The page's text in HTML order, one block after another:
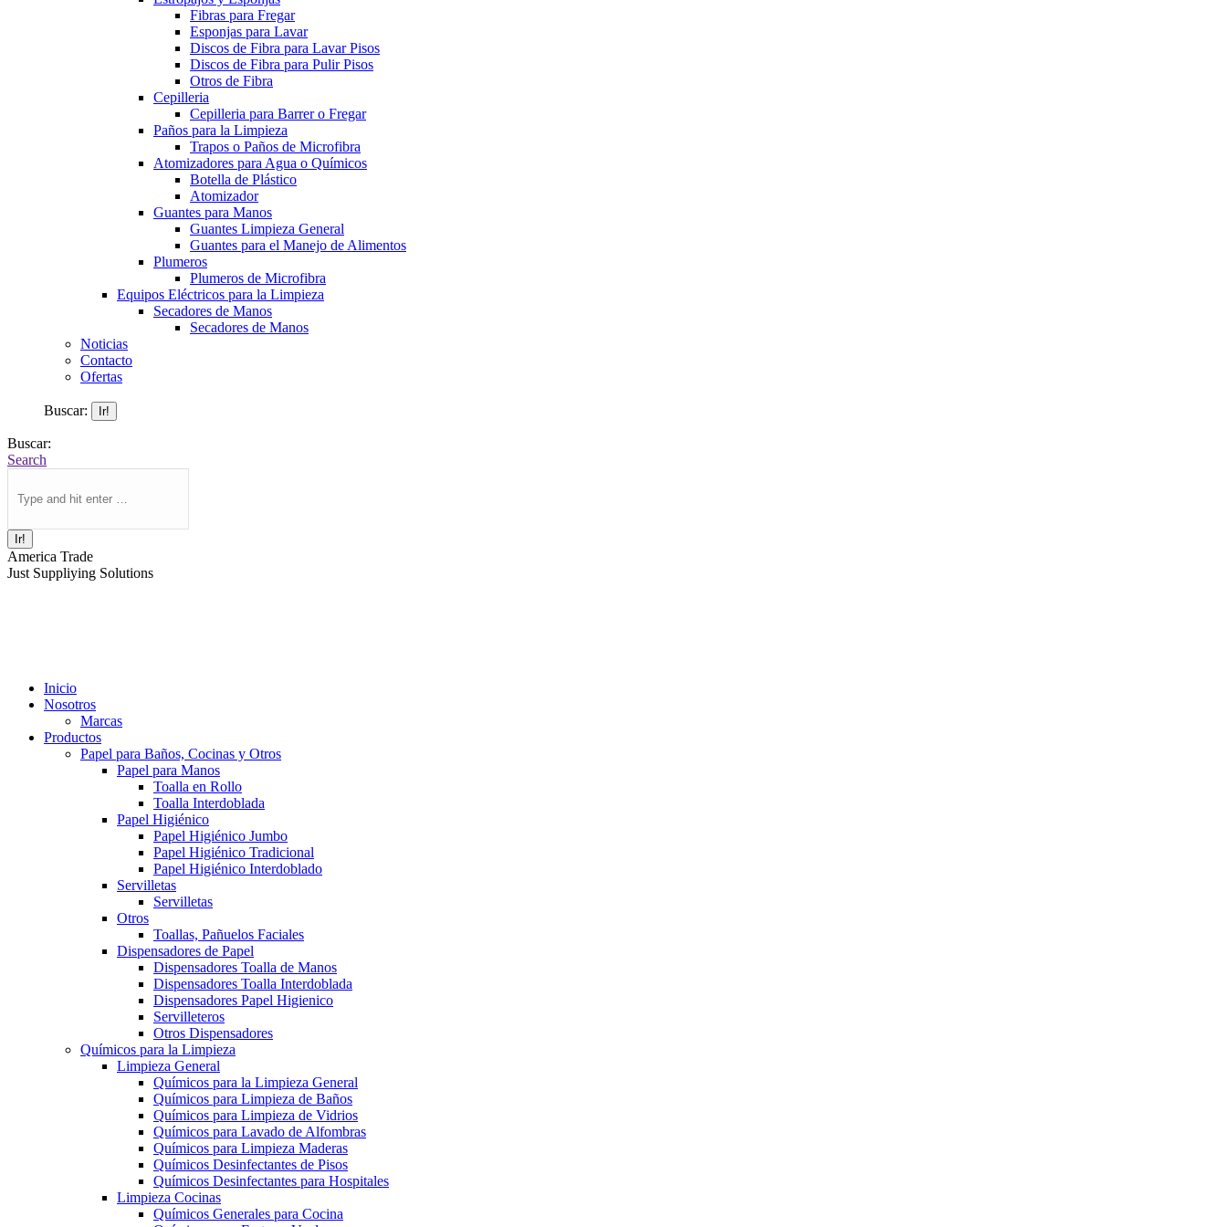
Fibras para Fregar
Esponjas para Lavar
Discos de Fibra para Lavar Pisos
Discos de Fibra para Pulir Pisos
Otros de Fibra
Cepilleria
Cepilleria para Barrer o Fregar
Paños para la Limpieza
Trapos o Paños de Microfibra
Atomizadores para Agua o Químicos
Botella de Plástico
Atomizador
Guantes para Manos
Guantes Limpieza General
Guantes para el Manejo de Alimentos
Plumeros
Plumeros de Microfibra
Equipos Eléctricos para la Limpieza
Secadores de Manos
Secadores de Manos
Noticias
Contacto
Ofertas
Buscar:
Buscar:
Search
America Trade
Just Suppliying Solutions
Inicio
Nosotros
Marcas
Productos
Papel para Baños, Cocinas y Otros
Papel para Manos
Toalla en Rollo
Toalla Interdoblada
Papel Higiénico
Papel Higiénico Jumbo
Papel Higiénico Tradicional
Papel Higiénico Interdoblado
Servilletas
Servilletas
Otros
Toallas, Pañuelos Faciales
Dispensadores de Papel
Dispensadores Toalla de Manos
Dispensadores Toalla Interdoblada
Dispensadores Papel Higienico
Servilleteros
Otros Dispensadores
Químicos para la Limpieza
Limpieza General
Químicos para la Limpieza General
Químicos para Limpieza de Baños
Químicos para Limpieza de Vidrios
Químicos para Lavado de Alfombras
Químicos para Limpieza Maderas
Químicos Desinfectantes de Pisos
Químicos Desinfectantes para Hospitales
Limpieza Cocinas
Químicos Generales para Cocina